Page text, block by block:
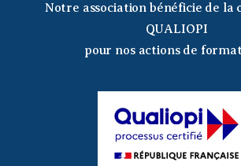
Notre association bénéficie de la
QUALIOPI
pour nos actions de